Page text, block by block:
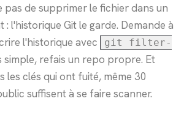
pas de supprimer le fichier dans un
: l'historique Git le garde. Demande à
l'historique avec
git filter-
simple, refais un repo propre. Et
les clés qui ont fuité, même 30
suffisent à se faire scanner.